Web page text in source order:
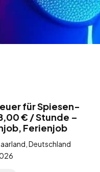
für Spiesen-
€ / Stunde –
Ferienjob
Deutschland